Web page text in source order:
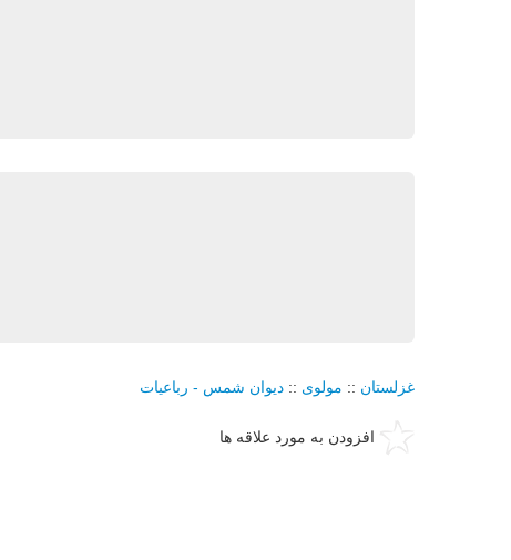
غزلستان :: مولوی :: دیوان شمس - رباعیات
افزودن به مورد علاقه ها